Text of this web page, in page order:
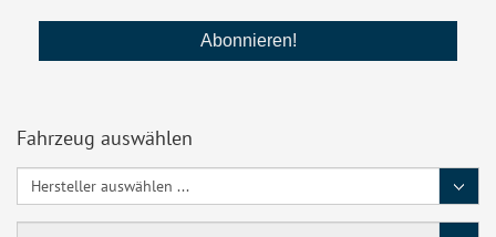
Fahrzeug auswählen
Hersteller